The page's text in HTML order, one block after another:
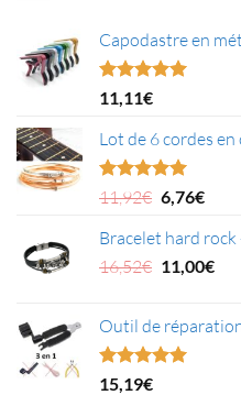
Capodastre en
Note4.95
sur 5
11,11€
Lot de 6 cordes
Note5.00
sur 5
11,92€ Le
initial
était :
6,76€Le
est :
Bracelet hard rock
16,52€ Le
était :
16,52€.
11,00€Le
est
Outil de
Note5.00
sur 5
15,19€